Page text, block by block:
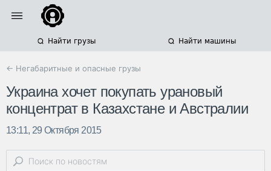
Найти грузы Найти машины
← Негабаритные и опасные грузы
Украина хочет покупать урановый
концентрат в Казахстане и Австралии
13:11, 29 Октября 2015